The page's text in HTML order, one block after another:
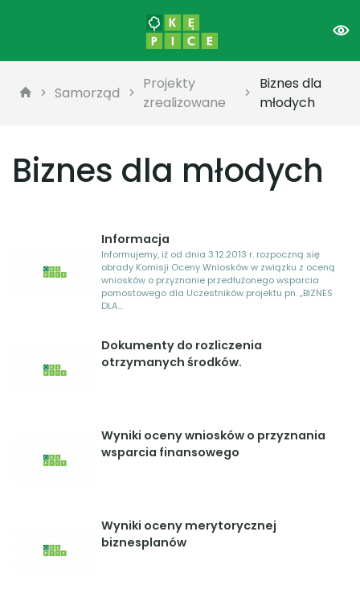
Samorząd
Projekty
zrealizowane
Biznes dla
młodych
Biznes dla młodych
Informacja
Informujemy, iż od dnia 3.12.2013 r. rozpoczną się
obrady Komisji Oceny Wniosków w związku z oceną
wniosków o przyznanie przedłużonego wsparcia
pomostowego dla Uczestników projektu pn. „BIZNES
DLA...
Dokumenty do rozliczenia
otrzymanych środków.
Wyniki oceny wniosków o przyznania
wsparcia finansowego
Wyniki oceny merytorycznej
biznesplanów